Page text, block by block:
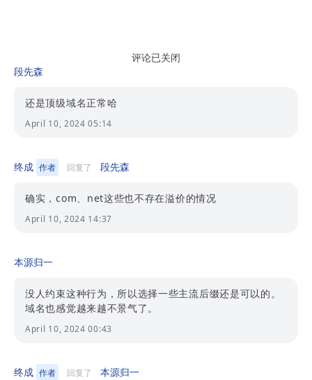
评论已关闭
段先森
还是顶级域名正常哈
April 10, 2024 05:14
终成 作者 回复了 段先森
确实，com、net这些也不存在溢价的情况
April 10, 2024 14:37
本源归一
没人约束这种行为，所以选择一些主流后缀还是可以的。
域名也感觉越来越不景气了。
April 10, 2024 00:43
终成 作者 回复了 本源归一